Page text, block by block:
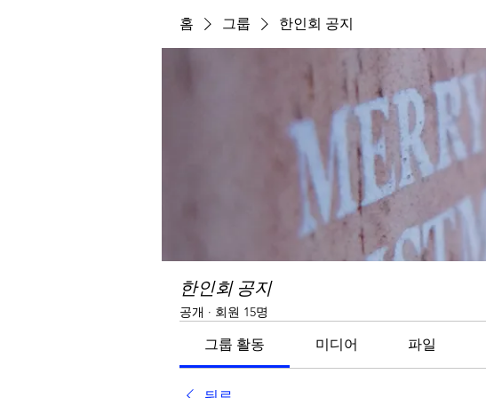
홈 그룹 한인회 공지
한인회 공지
공개 · 회원 15명
그룹 활동 미디어 파일